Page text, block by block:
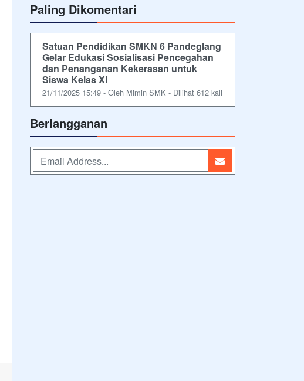
Paling Dikomentari
Satuan Pendidikan SMKN 6 Pandeglang
Gelar Edukasi Sosialisasi Pencegahan
dan Penanganan Kekerasan untuk
Siswa Kelas XI
21/11/2025 15:49 - Oleh Mimin SMK - Dilihat 612 kali
Berlangganan